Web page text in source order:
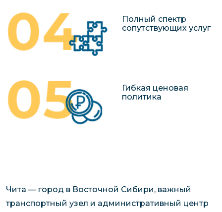
Полный спектр
сопутствующих услуг
Гибкая ценовая
политика
Чита — город в Восточной Сибири, важный
транспортный узел и административный центр